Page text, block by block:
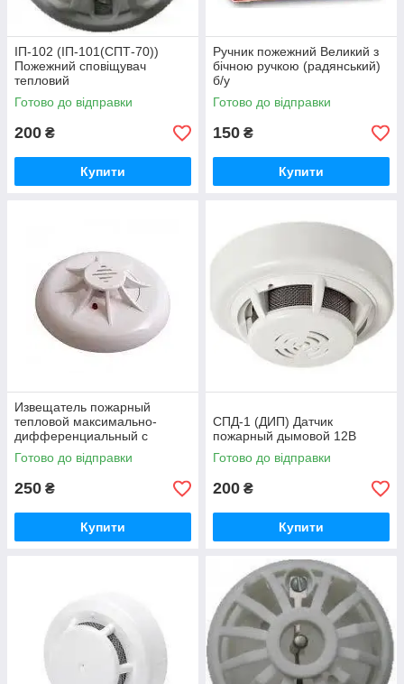
ІП-102 (ІП-101(СПТ-70))
Пожежний сповіщувач
тепловий
Готово до відправки
200 ₴
Купити
Ручник пожежний Великий з
бічною ручкою (радянський)
б/у
Готово до відправки
150 ₴
Купити
Извещатель пожарный
тепловой максимально-
дифференциальный с
индикацией дежурного
режима ТПТ-4
Готово до відправки
250 ₴
Купити
CПД-1 (ДИП) Датчик
пожарный дымовой 12В
Готово до відправки
200 ₴
Купити